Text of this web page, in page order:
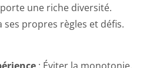
une riche diversité.
ses propres règles et défis.